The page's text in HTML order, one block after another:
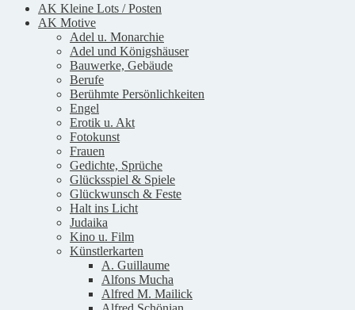
AK Kleine Lots / Posten
AK Motive
Adel u. Monarchie
Adel und Königshäuser
Bauwerke, Gebäude
Berufe
Berühmte Persönlichkeiten
Engel
Erotik u. Akt
Fotokunst
Frauen
Gedichte, Sprüche
Glücksspiel & Spiele
Glückwunsch & Feste
Halt ins Licht
Judaika
Kino u. Film
Künstlerkarten
A. Guillaume
Alfons Mucha
Alfred M. Mailick